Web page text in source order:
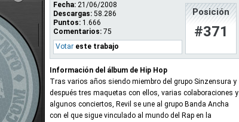
Fecha: 21/06/2008
Descargas: 58.286
Puntos: 1.666
Comentarios: 75
Votar este trabajo
Posición
#371
Información del álbum de Hip Hop
Tras varios años siendo miembro del grupo Sinzensura y
después tres maquetas con ellos, varias colaboraciones y
algunos conciertos, Revil se une al grupo Banda Ancha
con el que sigue vinculado al mundo del Rap en la